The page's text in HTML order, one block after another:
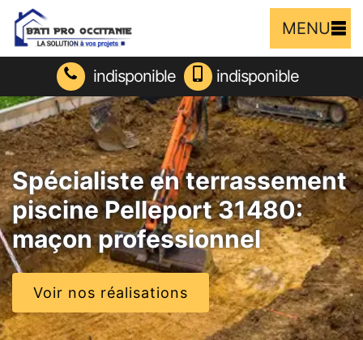
MENU
indisponible indisponible
Spécialiste en terrassement
piscine Pelleport 31480:
maçon professionnel
Voir nos réalisations